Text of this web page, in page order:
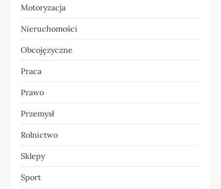
Motoryzacja
Nieruchomości
Obcojęzyczne
Praca
Prawo
Przemysł
Rolnictwo
Sklepy
Sport